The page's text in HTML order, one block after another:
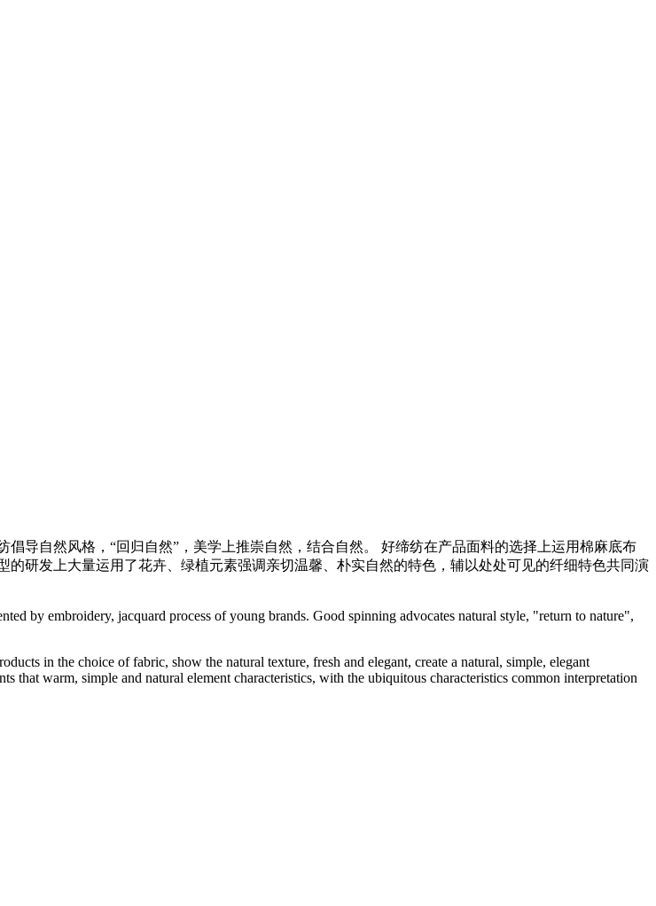
导自然风格，“回归自然”，美学上推崇自然，结合自然。 好缔纺在产品面料的选择上运用棉麻底布
研发上大量运用了花卉、绿植元素强调亲切温馨、朴实自然的特色，辅以处处可见的纤细特色共同演
by embroidery, jacquard process of young brands. Good spinning advocates natural style, "return to nature",
in the choice of fabric, show the natural texture, fresh and elegant, create a natural, simple, elegant
that warm, simple and natural element characteristics, with the ubiquitous characteristics common interpretation